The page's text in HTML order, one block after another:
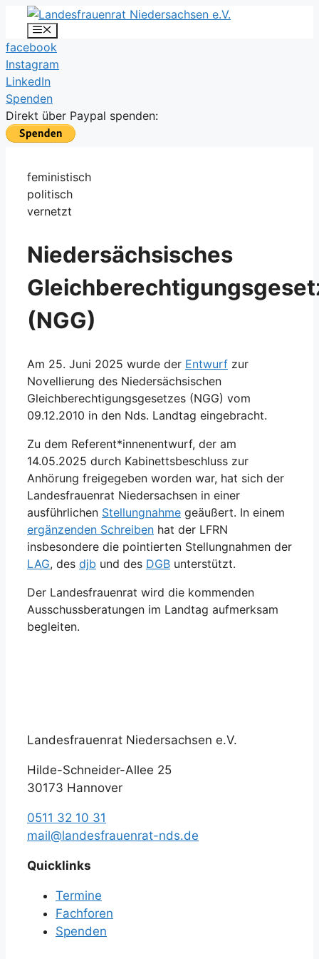
Zum
Inhalt
springen
Menü
facebook
Instagram
LinkedIn
Spenden
Direkt über Paypal spenden:
feministisch
politisch
vernetzt
Niedersächsisches
(NGG)
Am 25. Juni 2025 wurde der Entwurf zur
Novellierung des Niedersächsischen
Gleichberechtigungsgesetzes (NGG) vom
09.12.2010 in den Nds. Landtag eingebracht.
Zu dem Referent*innenentwurf, der am
14.05.2025 durch Kabinettsbeschluss zur
Anhörung freigegeben worden war, hat sich der
Landesfrauenrat Niedersachsen in einer
ausführlichen Stellungnahme geäußert. In einem
ergänzenden Schreiben hat der LFRN
insbesondere die pointierten Stellungnahmen der
LAG, des djb und des DGB unterstützt.
Der Landesfrauenrat wird die kommenden
Ausschussberatungen im Landtag aufmerksam
begleiten.
Landesfrauenrat Niedersachsen e.V.
Hilde-Schneider-Allee 25
30173 Hannover
0511 32 10 31
mail@landesfrauenrat-nds.de
Quicklinks
Termine
Fachforen
Spenden